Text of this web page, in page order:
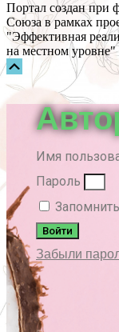
Портал создан при
Союза в рамках
"Эффективная
на местном уровне"
Прокрутка
вверх
Имя
Пароль
Войти
Забыли